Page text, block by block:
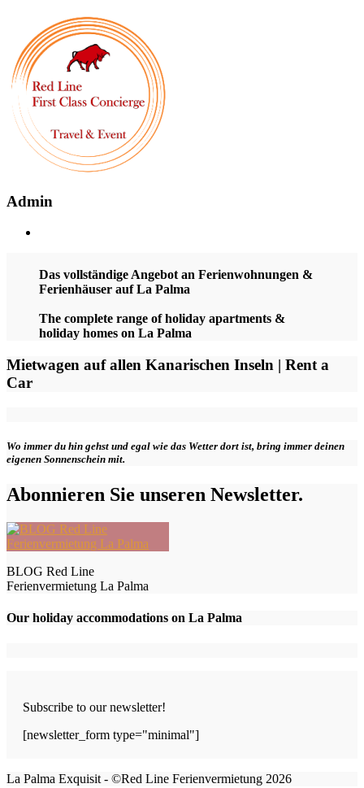
Admin
Das vollständige Angebot an Ferienwohnungen &
Ferienhäuser auf La Palma
The complete range of holiday apartments &
holiday homes on La Palma
Mietwagen auf allen Kanarischen Inseln | Rent a
Car
Wo immer du hin gehst und egal wie das Wetter dort ist, bring immer deinen
eigenen Sonnenschein mit.
Abonnieren Sie unseren Newsletter.
BLOG Red Line
Ferienvermietung La Palma
Our holiday accommodations on La Palma
Subscribe to our newsletter!
[newsletter_form type="minimal"]
La Palma Exquisit - ©Red Line Ferienvermietung 2026